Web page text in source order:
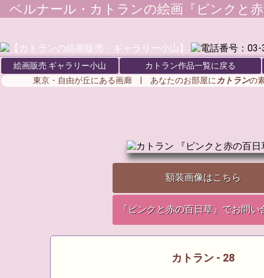
ベルナール・カトランの絵画『ピンクと
絵画販売 ギャラリー小山
カトラン作品一覧に戻る
東京・自由が丘にある画廊 | あなたのお部屋に カトランの
額装画像はこちら
『ピンクと赤の百日草』でお問い
カトラン - 28